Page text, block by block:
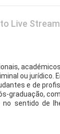
Live
ou jurídico.
e de
graduação,
sentido de